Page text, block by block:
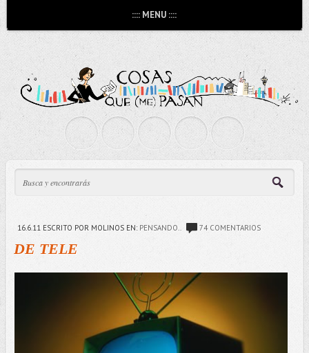
:::: MENU ::::
16.6.11 ESCRITO POR MOLINOS EN: PENSANDO.. 74 COMENTARIOS
DE TELE